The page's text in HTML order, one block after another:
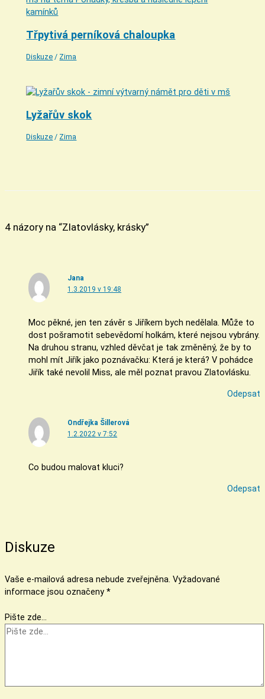
Třpytivá perníková chaloupka
Diskuze / Zima
Lyžařův skok
Diskuze / Zima
4 názory na “Zlatovlásky, krásky”
Jana
1.3.2019 v 19:48
Moc pěkné, jen ten závěr s Jiříkem bych nedělala. Může to
dost pošramotit sebevědomí holkám, které nejsou vybrány.
Na druhou stranu, vzhled děvčat je tak změněný, že by to
mohl mít Jiřík jako poznávačku: Která je která? V pohádce
Jiřík také nevolil Miss, ale měl poznat pravou Zlatovlásku.
Odepsat
Ondřejka Šillerová
1.2.2022 v 7:52
Co budou malovat kluci?
Odepsat
Diskuze
Vaše e-mailová adresa nebude zveřejněna. Vyžadované
informace jsou označeny *
Pište zde…